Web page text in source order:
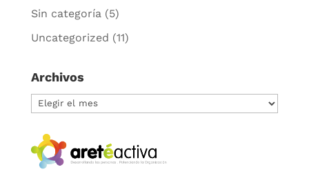
Sin categoría(5)
Uncategorized (11)
Archivos
Archivos